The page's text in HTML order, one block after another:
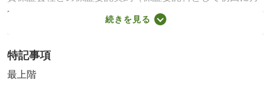
額総利用料×１００％～１２０％※と１年毎に１０，０００
円）が必要です。※成人で年収が１５０万円以上の方：１
方：１２０％（保証人不要） 未成年の方：１００％（保
証人必要）・鍵交換代：あり１６，５００円～・維持費
続きを見る
特記事項
最上階